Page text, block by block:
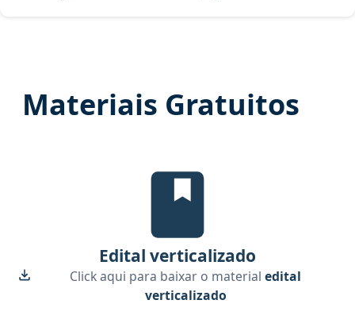
Materiais Gratuitos
Edital Verticalizado, material
Edital verticalizado
Click aqui para baixar o materialedital
verticalizado